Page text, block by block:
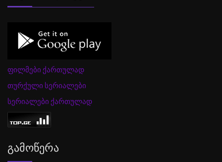
ფილმები ქართულად
თურქული სერიალები
სერიალები ქართულად
Გამოწერა